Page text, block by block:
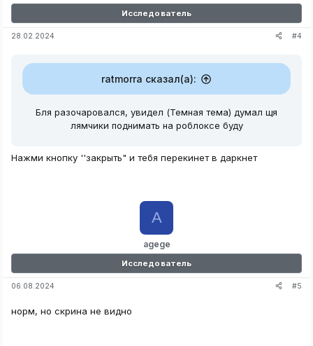
Исследователь
28.02.2024 #4
ratmorra сказал(а):
Бля разочаровался, увидел (Темная тема) думал щя
лямчики поднимать на роблоксе буду
Нажми кнопку ''закрыть" и тебя перекинет в даркнет
agege
A
Исследователь
06.08.2024 #5
норм, но скрина не видно